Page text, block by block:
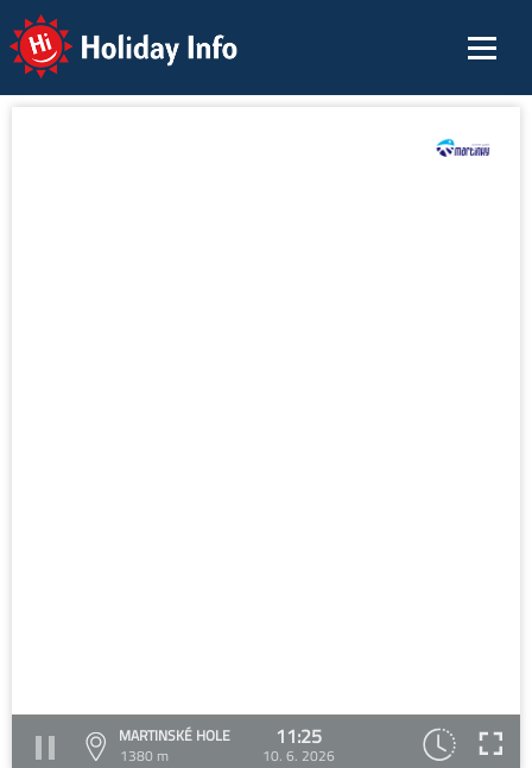
Holiday Info
MARTINSKÉ HOLE
1380 m
11:25
10. 6. 2026